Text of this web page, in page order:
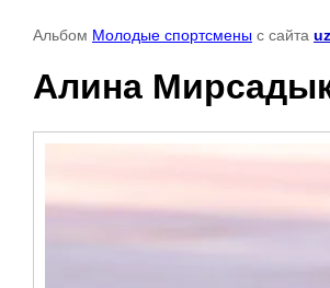
Альбом Молодые спортсмены с сайта
Алина